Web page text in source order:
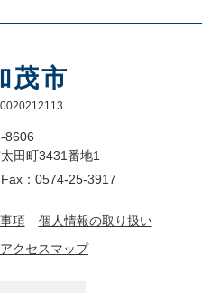
茂市
8606
田町3431番地1
Fax：0574-25-3917
項
個人情報の取り扱い
クセスマップ